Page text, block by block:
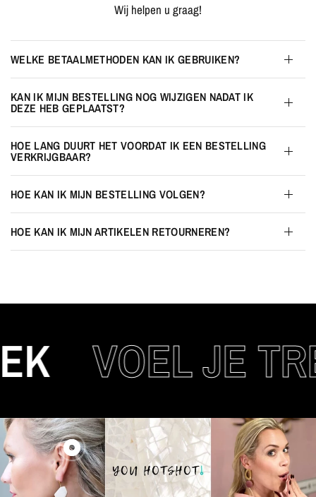
Wij helpen u graag!
WELKE BETAALMETHODEN KAN IK GEBRUIKEN?
KAN IK MIJN BESTELLING NOG WIJZIGEN NADAT IK
DEZE HEB GEPLAATST?
HOE LANG DUURT HET VOORDAT IK EEN BESTELLING
VERKRIJGBAAR?
HOE KAN IK MIJN BESTELLING VOLGEN?
HOE KAN IK MIJN ARTIKELEN RETOURNEREN?
VOEL JE